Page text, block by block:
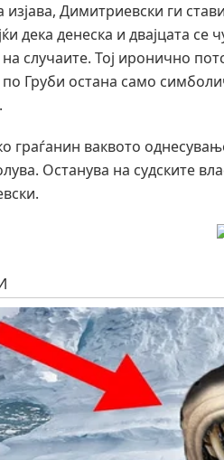
изјава, Димитриевски ги
дека денеска и двајцата
случаите. Тој иронично
по Груби остана само
граѓанин ваквото
Останува на судските